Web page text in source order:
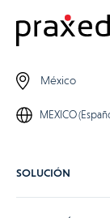
México
MEXICO
SOLUCIÓN